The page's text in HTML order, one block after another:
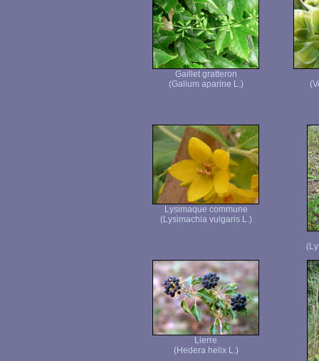
Gaillet gratteron
(Galium aparine L.)
Lysimaque commune
(Lysimachia vulgaris L.)
Lierre
(Hedera helix L.)